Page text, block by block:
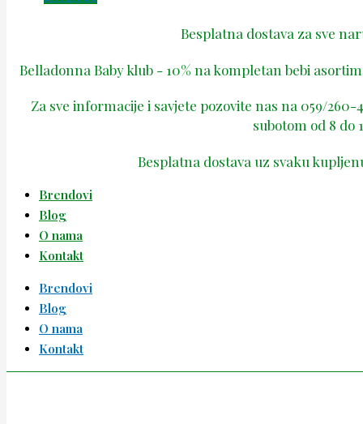
Besplatna dostava za sve
Belladonna Baby klub - 10% na kompletan bebi
Za sve informacije i savjete pozovite nas na 059/
subotom od 8 do
Besplatna dostava uz svaku
Brendovi
Blog
O nama
Kontakt
Brendovi
Blog
O nama
Kontakt